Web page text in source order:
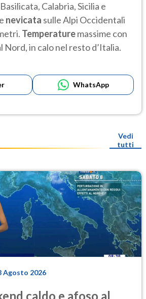
Calabria, Sicilia e
nevicata sulle Alpi Occidentali
Temperaturemassime con
Nord, in calo nel resto d’Italia.
WhatsApp
Vedi
tutti
Agosto 2026
caldo e afoso al